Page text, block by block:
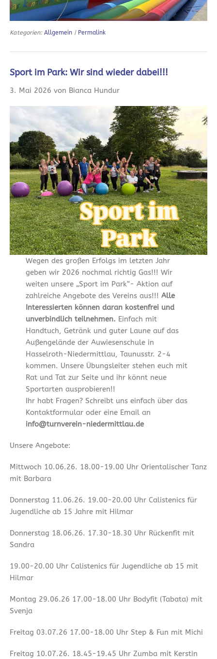
Kategorien: Allgemein | Permalink
Sport im Park: Wir sind wieder dabei!!!
3. Mai 2026 von Bianca Hundur
Wegen des großen Erfolgs im letzten Jahr
geben wir 2026 nochmal richtig Gas!!! Wir
weiten unsere „Sport im Park“- Aktion auf
zahlreiche Angebote des Vereins aus!!! Alle
Interessierten können daran kostenfrei und
unverbindlich teilnehmen. Einfach mit
Handtuch, Getränk und guter Laune auf das
Außengelände der Auwiesenschule in
Hasselroth-Niedermittlau, Taunusstr. 2-4
kommen. Unsere Übungsleiter stehen euch mit
Rat und Tat zur Seite und ihr könnt neue
Sportarten ausprobieren!!
Ihr habt Fragen? Schreibt uns einfach über das
Kontaktformular oder eine Email an
info@turnverein-niedermittlau.de
Unsere Angebote:
Mittwoch 10.06.26. 18.00-19.00 Uhr Orientalischer Tanz
mit Barbara
Donnerstag 11.06.26. 19.00-20.00 Uhr Calistenics für
Jugendliche ab 15 Jahre mit Hilmar
Donnerstag 18.06.26. 17.30-18.30 Uhr Rückenfit mit
Sandra
19.00-20.00 Uhr Calistenics für Jugendliche ab 15 mit
Hilmar
Montag 29.06.26 17.00-18.00 Uhr Bodyfit (Tabata) mit
Svenja
Freitag 03.07.26 17.00-18.00 Uhr Step & Fun mit Michi
Freitag 10.07.26. 18.45-19.45 Uhr Zumba mit Kerstin